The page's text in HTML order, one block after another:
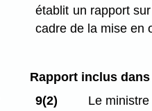
établit un rapport
cadre de la mise en
Rapport inclus
9(2)
Le